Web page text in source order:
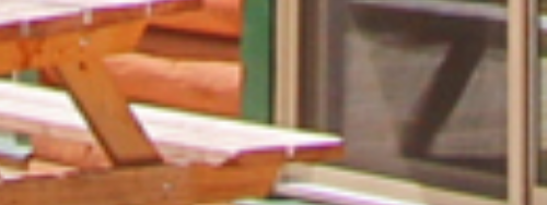
Profite de 20 % de rabais
sur une sélection de grands
chalets, du dimanche au jeudi, pour des séjours du
août, et du 16 au 20 août
C'est le moment idéal pour réunir toute la gang et vivre
l'été... en grand! 🌲